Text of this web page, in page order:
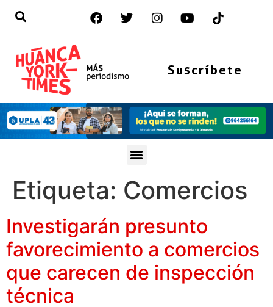
Suscríbete
Etiqueta: Comercios
Investigarán presunto
favorecimiento a comercios
que carecen de inspección
técnica